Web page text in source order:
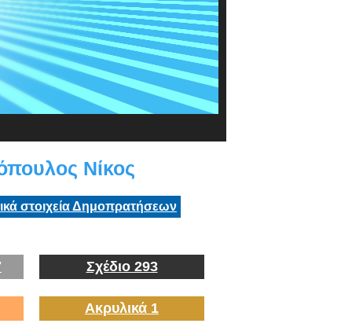
Νίκος
στοιχεία Δημοπρατήσεων
Σχέδιο 293
Ακρυλικά 1